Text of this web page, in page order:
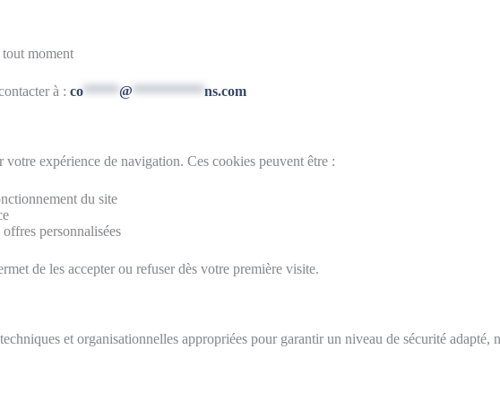
moment
à :co ***** @ **********ns.com
expérience de navigation. Ces cookies peuvent être :
du site
personnalisées
de les accepter ou refuser dès votre première visite.
et organisationnelles appropriées pour garantir un niveau de sécurité adapté,